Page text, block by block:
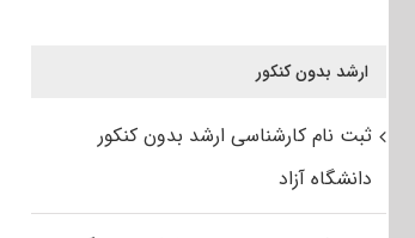
ارشد بدون کنکور
ثبت نام کارشناسی ارشد بدون کنکور
دانشگاه آزاد